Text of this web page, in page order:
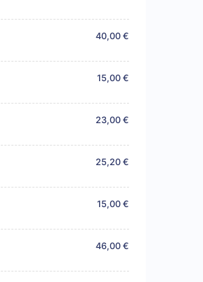
40,00 €
15,00 €
23,00 €
25,20 €
15,00 €
46,00 €